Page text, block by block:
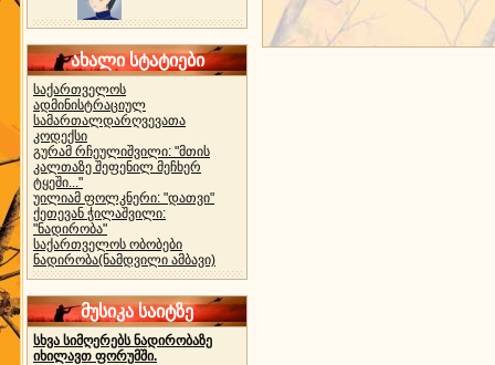
ახალი სტატიები
საქართველოს
ადმინისტრაციულ
სამართალდარღვევათა
კოდექსი
გურამ რჩეულიშვილი: "მთის
კალთაზე შეფენილ მეჩხერ
ტყეში..."
უილიამ ფოლკნერი: "დათვი"
ქეთევან ჭილაშვილი:
"ნადირობა"
საქართველოს ობობები
ნადირობა(ნამდვილი ამბავი)
მუსიკა საიტზე
სხვა სიმღერებს ნადირობაზე
იხილავთ ფორუმში.